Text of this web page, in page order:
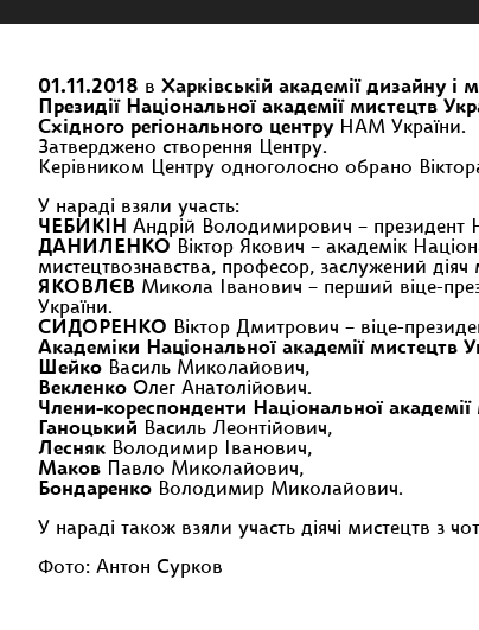
01.11.2018 в Харківській академії дизайну і
Президії Національної академії мистецтв
Східного регіонального центру НАМ України.
Затверджено створення Центру.
Керівником Центру одноголосно обрано
У нараді взяли участь:
ЧЕБИКІН Андрій Володимирович – президент
ДАНИЛЕНКО Віктор Якович – академік
мистецтвознавства, професор, заслужений діяч
ЯКОВЛЄВ Микола Іванович – перший віце-
України.
СИДОРЕНКО Віктор Дмитрович – віце-
Академіки Національної академії мистецтв
Шейко Василь Миколайович,
Векленко Олег Анатолійович.
Члени-кореспонденти Національної академії
Ганоцький Василь Леонтійович,
Лесняк Володимир Іванович,
Маков Павло Миколайович,
Бондаренко Володимир Миколайович.
У нараді також взяли участь діячі мистецтв з
Фото: Антон Сурков